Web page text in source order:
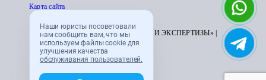
Наши юристы посоветовали
нам сообщить вам, что мы
используем файлы cookie для
улучшения качества
обслуживания пользователей.
Карта сайта
© 1995 - 2026 «ЦЕНТР АТТЕСТАЦИИ И ЭКСПЕРТИЗЫ» |
CENTRATTEK.RU